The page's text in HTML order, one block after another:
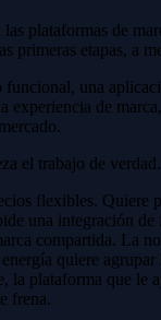
plataformas de
primeras etapas, a
funcional, una
experiencia de
el trabajo de verdad.
flexibles. Quiere
una integración
compartida. La
quiere agrupar
la plataforma que le
frena.